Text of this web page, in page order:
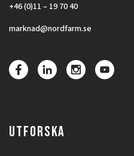
+46 (0)11 – 19 70 40
marknad@nordfarm.se
UTFORSKA